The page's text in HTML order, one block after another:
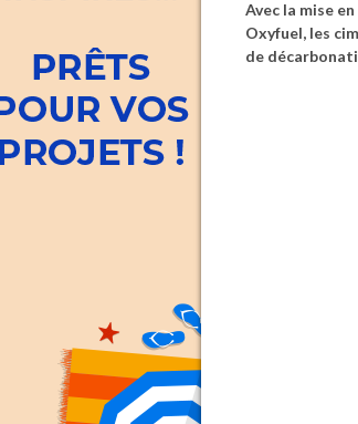
Avec la mise
Oxyfuel, les
de